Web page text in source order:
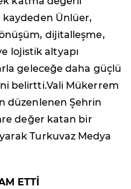
kaydeden Ünlüer,
dijitalleşme,
lojistik altyapı
geleceğe daha güçlü
belirtti.Vali Mükerrem
düzenlenen Şehrin
değer katan bir
Turkuvaz Medya
ETTİ